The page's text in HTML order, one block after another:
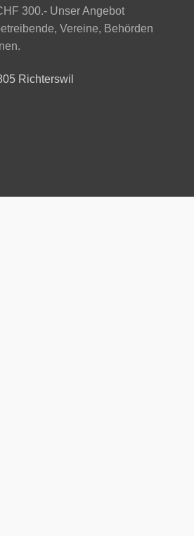
300.- Unser Angebot
Vereine, Behörden
Richterswil